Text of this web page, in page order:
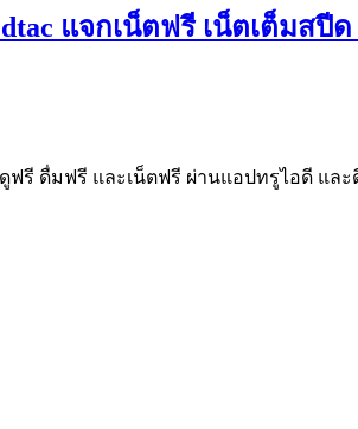
แจกเน็ตฟรี เน็ตเต็มสปี
รี ดื่มฟรี และเน็ตฟรี ผ่านแอปทรูไอดี แล